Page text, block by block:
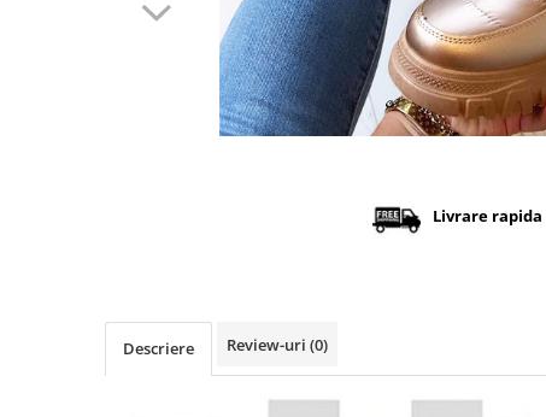
Livrare rapida
Descriere Review-uri (0)